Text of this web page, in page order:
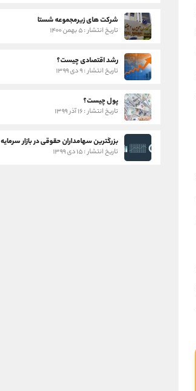
شرکت های زیرمجموعه شستا
تاریخ انتشار : ۵ بهمن ۱۴۰۰
رشد اقتصادی چیست؟
تاریخ انتشار : ۹ دی ۱۳۹۹
پول چیست؟
تاریخ انتشار : ۱۶ آذر ۱۳۹۹
بزرگترین سهامداران حقوقی در بازار سرمایه
تاریخ انتشار : ۱۵ دی ۱۳۹۹